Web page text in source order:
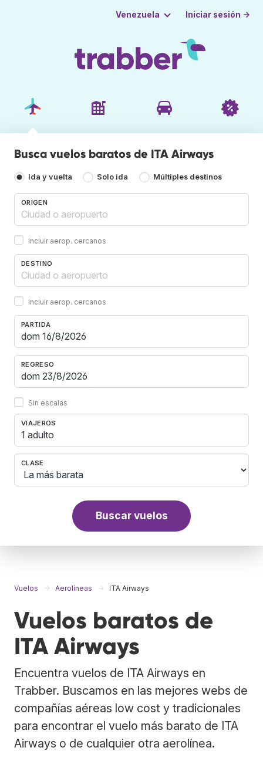
Venezuela Iniciar sesión →
Busca vuelos baratos de ITA Airways
Ida y vuelta Solo ida Múltiples destinos
ORIGEN
Incluir aerop. cercanos
DESTINO
Incluir aerop. cercanos
PARTIDA
REGRESO
Sin escalas
VIAJEROS
1 adulto
CLASE
Buscar vuelos
Vuelos Aerolíneas ITA Airways
Vuelos baratos de
ITA Airways
Encuentra vuelos de ITA Airways en
Trabber. Buscamos en las mejores webs de
compañías aéreas low cost y tradicionales
para encontrar el vuelo más barato de ITA
Airways o de cualquier otra aerolínea.